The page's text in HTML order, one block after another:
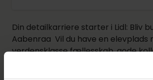
Din detailkarriere starter i Lidl: Bliv
Aabenraa Vil du have en elevplads
verdensklasse fællesskab, gode
masser af karriereudvikling? Er du
til at bidrage? Så skal du være elev